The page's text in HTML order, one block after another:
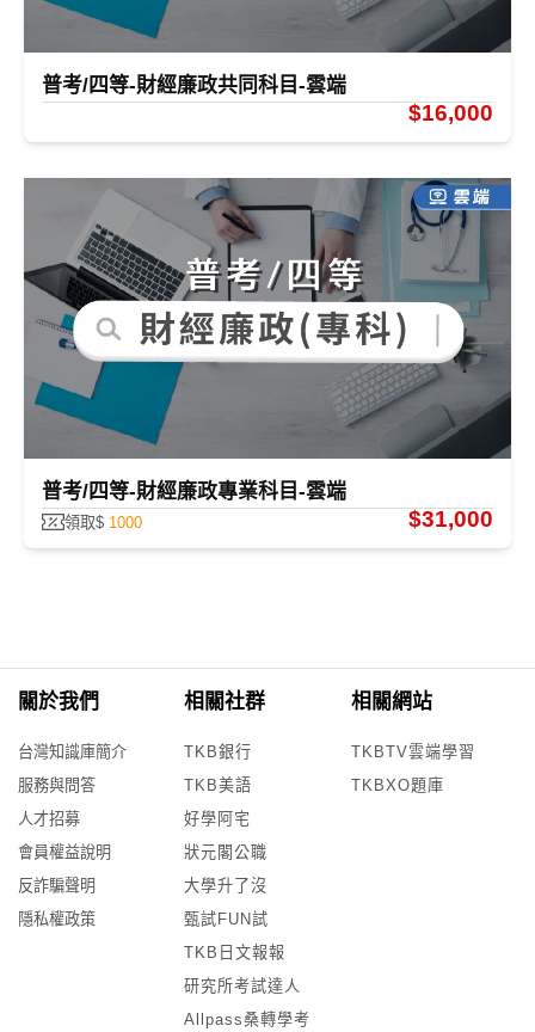
普考/四等-財經廉政共同科目-雲端
$16,000
普考/四等-財經廉政專業科目-雲端
領取$ 1000 $31,000
關於我們
台灣知識庫簡介
服務與問答
人才招募
會員權益說明
反詐騙聲明
隱私權政策
相關社群
TKB銀行
TKB美語
好學阿宅
狀元閣公職
大學升了沒
甄試FUN試
TKB日文報報
研究所考試達人
Allpass桑轉學考
相關網站
TKBTV雲端學習
TKBXO題庫